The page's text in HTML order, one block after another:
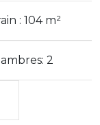
: 104 m²
2